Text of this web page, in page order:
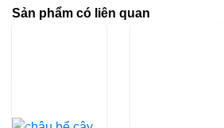
Sản phẩm có liên quan